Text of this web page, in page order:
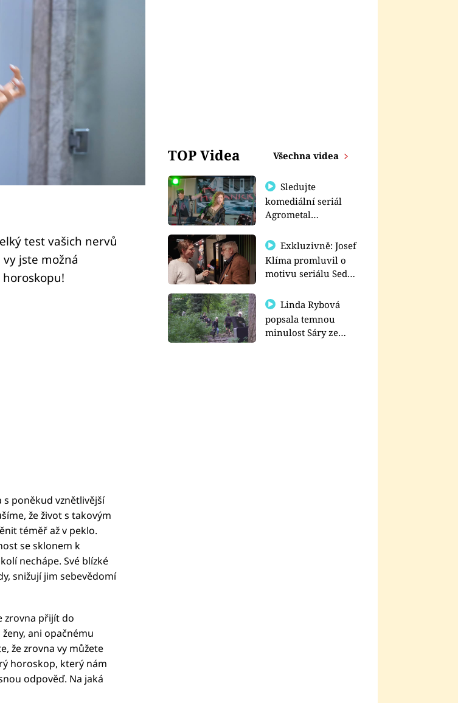
test vašich nervů
jste možná
s poněkud vznětlivější
že život s takovým
téměř až v peklo.
se sklonem k
nechápe. Své blízké
snižují jim sebevědomí
zrovna přijít do
ani opačnému
že zrovna vy můžete
horoskop, který nám
odpověď. Na jaká
TOP Videa Všechna videa
Sledujte
komediální seriál
Agrometal
prima+
Exkluzivně: Josef
Klíma promluvil o
motivu seriálu Sedm
Linda Rybová
popsala temnou
minulost Sáry ze